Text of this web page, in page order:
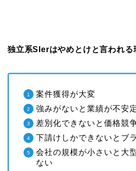
独立系SIerはやめとけと言われる
案件獲得が大変
強みがないと業績が不安
差別化できないと価格競
下請けしかできないとブ
会社の規模が小さいと大
ない